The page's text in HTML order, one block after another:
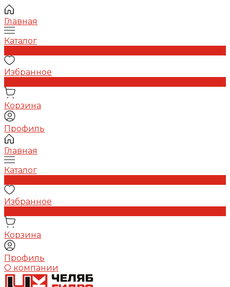
Главная
Каталог
Избранное
Корзина
Профиль
Главная
Каталог
Избранное
Корзина
Профиль
О компании